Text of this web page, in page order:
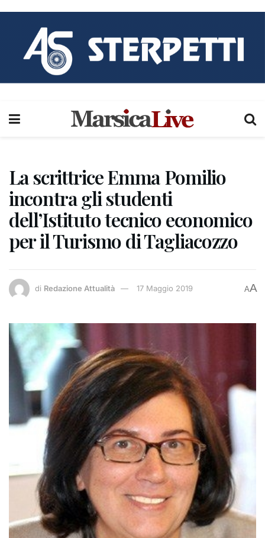
La scrittrice Emma Pomilio
incontra gli studenti
dell’Istituto tecnico economico
per il Turismo di Tagliacozzo
di Redazione Attualità 17 Maggio 2019 AA